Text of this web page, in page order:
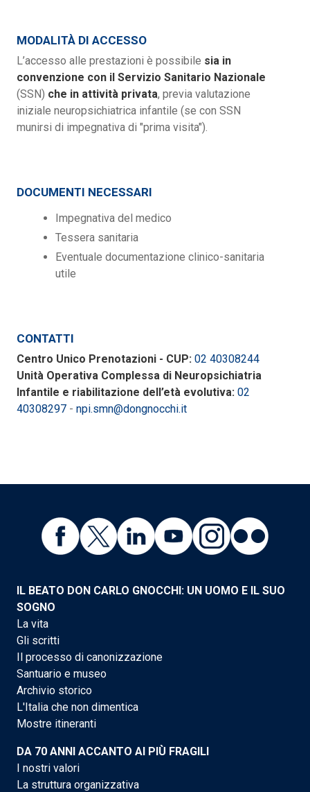
MODALITÀ DI ACCESSO
L’accesso alle prestazioni è possibile sia in
convenzione con il Servizio Sanitario Nazionale
(SSN) che in attività privata, previa valutazione
iniziale neuropsichiatrica infantile (se con SSN
munirsi di impegnativa di "prima visita").
DOCUMENTI NECESSARI
Impegnativa del medico
Tessera sanitaria
Eventuale documentazione clinico-sanitaria
utile
CONTATTI
Centro Unico Prenotazioni - CUP: 02 40308244
Unità Operativa Complessa di Neuropsichiatria
Infantile e riabilitazione dell’età evolutiva: 02
40308297 - npi.smn@dongnocchi.it
IL BEATO DON CARLO GNOCCHI: UN UOMO E IL SUO
SOGNO
La vita
Gli scritti
Il processo di canonizzazione
Santuario e museo
Archivio storico
L'Italia che non dimentica
Mostre itineranti
DA 70 ANNI ACCANTO AI PIÙ FRAGILI
I nostri valori
La struttura organizzativa